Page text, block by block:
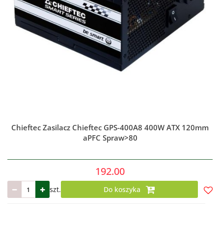
Chieftec Zasilacz Chieftec GPS-400A8 400W ATX 120mm
aPFC Spraw>80
192.00
szt. Do koszyka